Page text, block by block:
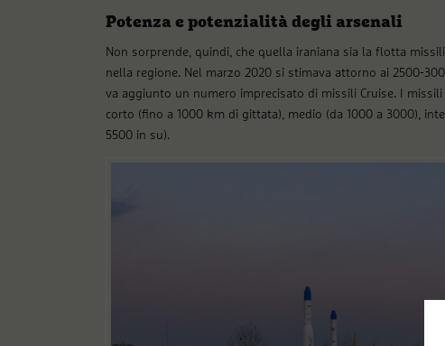
Potenza e potenzialità degli arsenali
Non sorprende, quindi, che quella iraniana sia la flotta
nella regione. Nel marzo 2020 si stimava attorno ai 2500-
va aggiunto un numero imprecisato di missili Cruise. I
corto (fino a 1000 km di gittata), medio (da 1000 a 3000),
5500 in su).